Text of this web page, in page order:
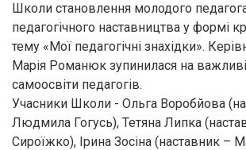
Школи становлення молодого
педагогічного наставництва у формі
тему «Мої педагогічні знахідки».
Марія Романюк зупинилася на
самоосвіти педагогів.
Учасники Школи - Ольга Воробйова
Людмила Гогусь), Тетяна Липка
Сироїжко), Ірина Зосіна (наставник –